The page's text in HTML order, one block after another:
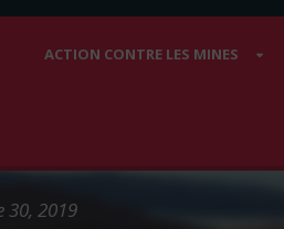
ACTION CONTRE LES MINES
30, 2019